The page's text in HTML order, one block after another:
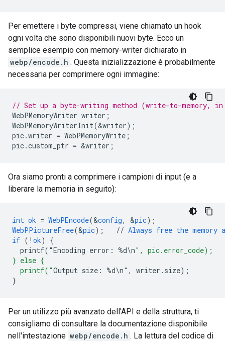
Per emettere i byte compressi, viene chiamato un hook
ogni volta che sono disponibili nuovi byte. Ecco un
semplice esempio con memory-writer dichiarato in
webp/encode.h . Questa inizializzazione è probabilmente
necessaria per comprimere ogni immagine:
// Set up a byte-writing method (write-to-memory,
WebPMemoryWriter writer ;
WebPMemoryWriterInit(&writer);
pic.writer = WebPMemoryWrite ;
pic.custom_ptr = &writer ;
Ora siamo pronti a comprimere i campioni di input (e a
liberare la memoria in seguito):
int ok = WebPEncode(&config, &pic);
WebPPictureFree(&pic); // Always free the memory
if (! ok)
{
printf("Encoding error : %d\n", pic.error_code);
} else {
  printf("
Output size : %d\n" , writer . size);
}
Per un utilizzo più avanzato dell'API e della struttura, ti
consigliamo di consultare la documentazione disponibile
nell'intestazione webp/encode.h . La lettura del codice di